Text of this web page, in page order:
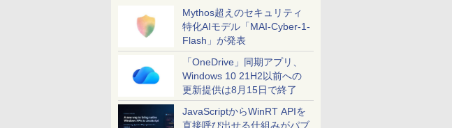
Mythos超えのセキュリティ
特化AIモデル「MAI-Cyber-1-
Flash」が発表
「OneDrive」同期アプリ、
Windows 10 21H2以前への
更新提供は8月15日で終了
JavaScriptからWinRT APIを
直接呼び出せる仕組みがパブ